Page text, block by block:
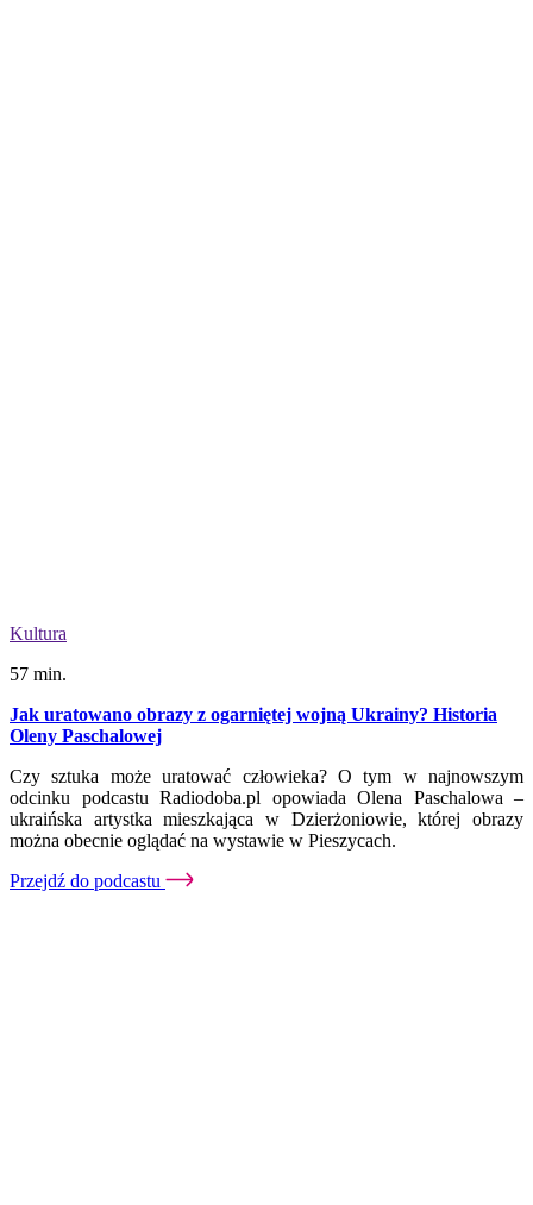
Kultura
57 min.
Jak uratowano obrazy z ogarniętej wojną Ukrainy? Historia
Oleny Paschalowej
Czy sztuka może uratować człowieka? O tym w najnowszym
odcinku podcastu Radiodoba.pl opowiada Olena Paschalowa –
ukraińska artystka mieszkająca w Dzierżoniowie, której obrazy
można obecnie oglądać na wystawie w Pieszycach.
Przejdź do podcastu